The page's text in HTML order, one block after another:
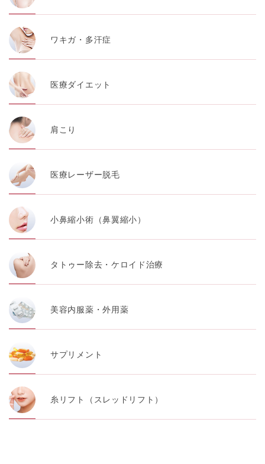
ワキガ・多汗症
医療ダイエット
肩こり
医療レーザー脱毛
小鼻縮小術（鼻翼縮小）
タトゥー除去・ケロイド治療
美容内服薬・外用薬
サプリメント
糸リフト（スレッドリフト）